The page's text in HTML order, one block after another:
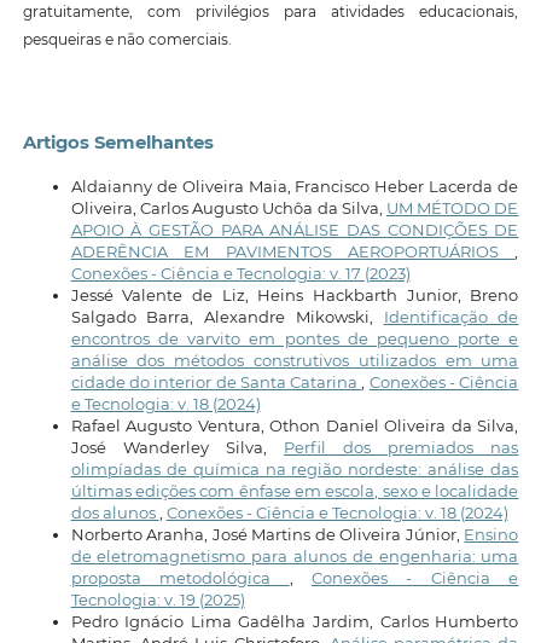
gratuitamente, com privilégios para atividades educacionais,
pesqueiras e não comerciais.
Artigos Semelhantes
Aldaianny de Oliveira Maia, Francisco Heber Lacerda de
Oliveira, Carlos Augusto Uchôa da Silva, UM MÉTODO DE
APOIO À GESTÃO PARA ANÁLISE DAS CONDIÇÕES DE
ADERÊNCIA EM PAVIMENTOS AEROPORTUÁRIOS,
Conexões - Ciência e Tecnologia: v. 17 (2023)
Jessé Valente de Liz, Heins Hackbarth Junior, Breno
Salgado Barra, Alexandre Mikowski, Identificação de
encontros de varvito em pontes de pequeno porte e
análise dos métodos construtivos utilizados em uma
cidade do interior de Santa Catarina, Conexões - Ciência
e Tecnologia: v. 18 (2024)
Rafael Augusto Ventura, Othon Daniel Oliveira da Silva,
José Wanderley Silva, Perfil dos premiados nas
olimpíadas de química na região nordeste: análise das
últimas edições com ênfase em escola, sexo e localidade
dos alunos, Conexões - Ciência e Tecnologia: v. 18 (2024)
Norberto Aranha, José Martins de Oliveira Júnior, Ensino
de eletromagnetismo para alunos de engenharia: uma
proposta metodológica ,Conexões - Ciência e
Tecnologia: v. 19 (2025)
Pedro Ignácio Lima Gadêlha Jardim, Carlos Humberto